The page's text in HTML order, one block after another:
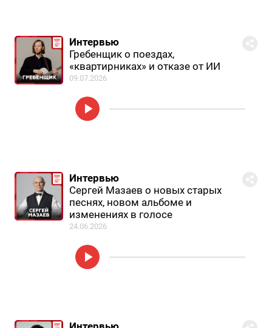
Интервью
Гребенщик о поездах,
«квартирниках» и отказе от ИИ
09.07.2026
Интервью
Сергей Мазаев о новых старых
песнях, новом альбоме и
изменениях в голосе
24.06.2026